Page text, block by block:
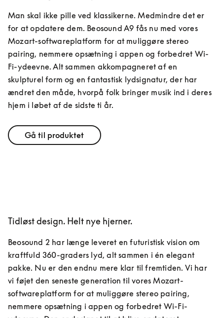
Man skal ikke pille ved klassikerne. Medmindre det er
for at opdatere dem. Beosound A9 fås nu med vores
Mozart-softwareplatform for at muliggøre stereo
pairing, nemmere opsætning i appen og forbedret Wi-
Fi-ydeevne. Alt sammen akkompagneret af en
skulpturel form og en fantastisk lydsignatur, der har
ændret den måde, hvorpå folk bringer musik ind i deres
hjem i løbet af de sidste ti år.
Gå til produktet
Tidløst design. Helt nye hjerner.
Beosound 2 har længe leveret en futuristisk vision om
kraftfuld 360-graders lyd, alt sammen i én elegant
pakke. Nu er den endnu mere klar til fremtiden. Vi har
vi føjet den seneste generation til vores Mozart-
softwareplatform for at muliggøre stereo pairing,
nemmere opsætning i appen og forbedret Wi-Fi-